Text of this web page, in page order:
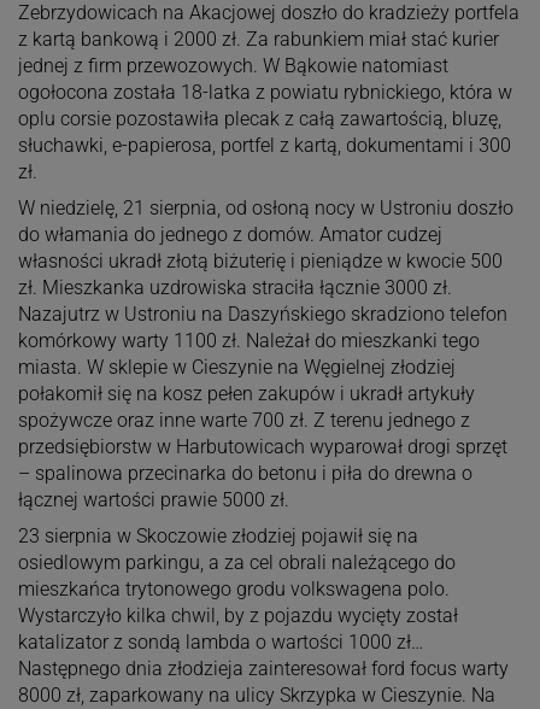
Zebrzydowicach na Akacjowej doszło do kradzieży portfela
z kartą bankową i 2000 zł. Za rabunkiem miał stać kurier
jednej z firm przewozowych. W Bąkowie natomiast
ogołocona została 18-latka z powiatu rybnickiego, która w
oplu corsie pozostawiła plecak z całą zawartością, bluzę,
słuchawki, e-papierosa, portfel z kartą, dokumentami i 300
zł.
W niedzielę, 21 sierpnia, od osłoną nocy w Ustroniu doszło
do włamania do jednego z domów. Amator cudzej
własności ukradł złotą biżuterię i pieniądze w kwocie 500
zł. Mieszkanka uzdrowiska straciła łącznie 3000 zł.
Nazajutrz w Ustroniu na Daszyńskiego skradziono telefon
komórkowy warty 1100 zł. Należał do mieszkanki tego
miasta. W sklepie w Cieszynie na Węgielnej złodziej
połakomił się na kosz pełen zakupów i ukradł artykuły
spożywcze oraz inne warte 700 zł. Z terenu jednego z
przedsiębiorstw w Harbutowicach wyparował drogi sprzęt
– spalinowa przecinarka do betonu i piła do drewna o
łącznej wartości prawie 5000 zł.
23 sierpnia w Skoczowie złodziej pojawił się na
osiedlowym parkingu, a za cel obrali należącego do
mieszkańca trytonowego grodu volkswagena polo.
Wystarczyło kilka chwil, by z pojazdu wycięty został
katalizator z sondą lambda o wartości 1000 zł…
Następnego dnia złodzieja zainteresował ford focus warty
8000 zł, zaparkowany na ulicy Skrzypka w Cieszynie. Na